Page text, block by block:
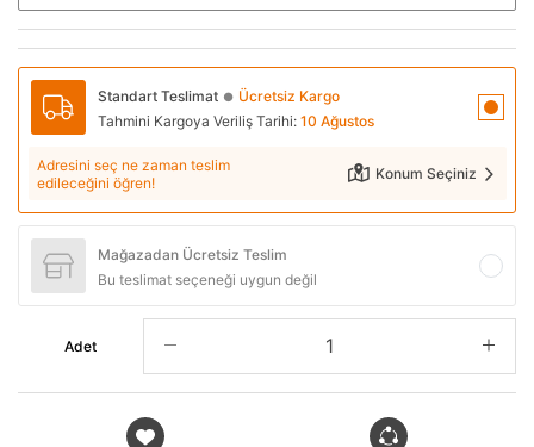
Standart Teslimat ● Ücretsiz Kargo
Tahmini Kargoya Veriliş Tarihi: 10 Ağustos
Adresini seç ne zaman teslim
edileceğini öğren!
Konum Seçiniz
Mağazadan Ücretsiz Teslim
Bu teslimat seçeneği uygun değil
Adet